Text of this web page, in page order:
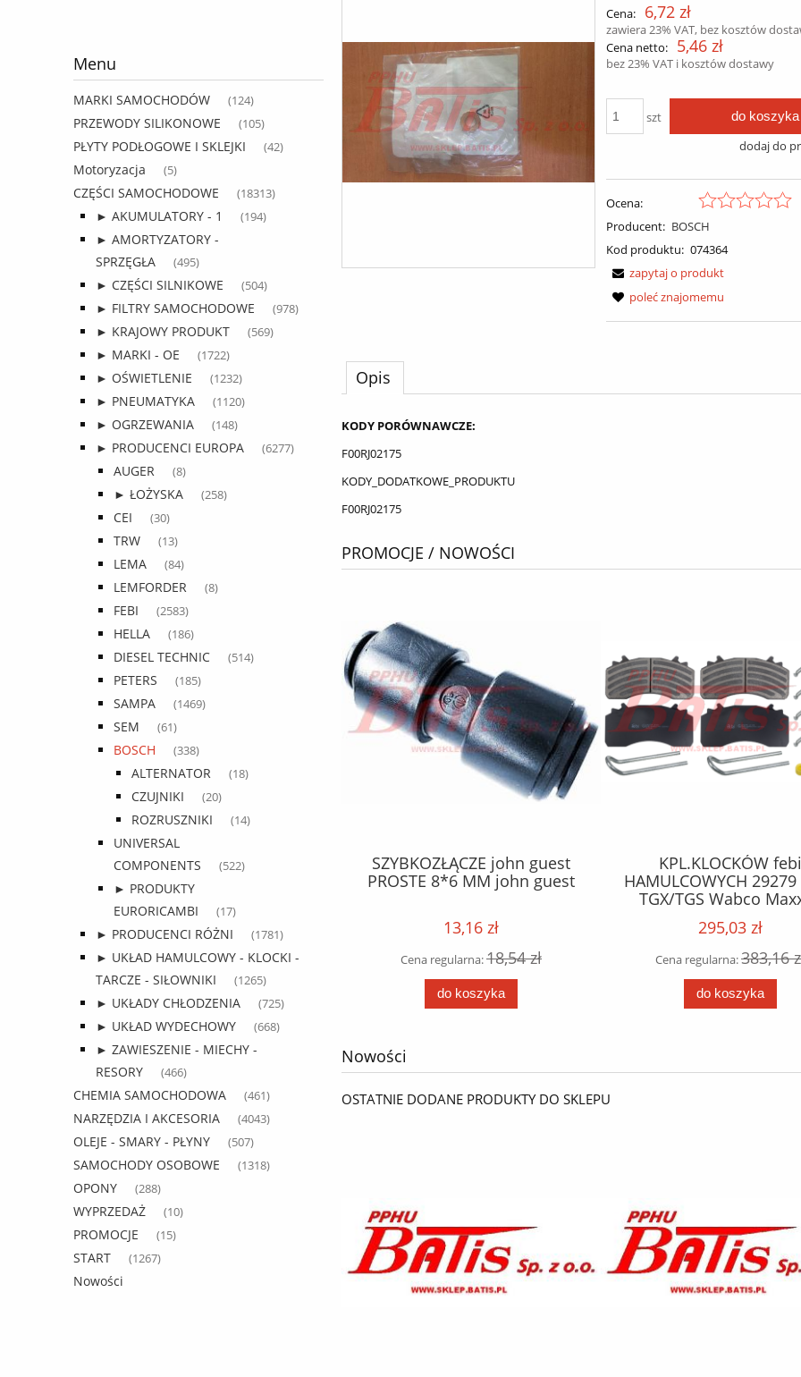
Menu
MARKI SAMOCHODÓW (124)
PRZEWODY SILIKONOWE (105)
PŁYTY PODŁOGOWE I SKLEJKI (42)
Motoryzacja (5)
CZĘŚCI SAMOCHODOWE (18313)
► AKUMULATORY - 1 (194)
► AMORTYZATORY -
SPRZĘGŁA
(495)
► CZĘŚCI SILNIKOWE (504)
► FILTRY SAMOCHODOWE (978)
► KRAJOWY PRODUKT (569)
► MARKI - OE (1722)
► OŚWIETLENIE (1232)
► PNEUMATYKA (1120)
► OGRZEWANIA (148)
► PRODUCENCI EUROPA (6277)
AUGER (8)
► ŁOŻYSKA (258)
CEI (30)
TRW (13)
LEMA (84)
LEMFORDER (8)
FEBI (2583)
HELLA (186)
DIESEL TECHNIC (514)
PETERS (185)
SAMPA (1469)
SEM (61)
BOSCH (338)
ALTERNATOR (18)
CZUJNIKI (20)
ROZRUSZNIKI (14)
UNIVERSAL
COMPONENTS
(522)
► PRODUKTY
EURORICAMBI
(17)
► PRODUCENCI RÓŻNI (1781)
► UKŁAD HAMULCOWY - KLOCKI -
TARCZE - SIŁOWNIKI
(1265)
► UKŁADY CHŁODZENIA (725)
► UKŁAD WYDECHOWY (668)
► ZAWIESZENIE - MIECHY -
RESORY
(466)
CHEMIA SAMOCHODOWA (461)
NARZĘDZIA I AKCESORIA (4043)
OLEJE - SMARY - PŁYNY (507)
SAMOCHODY OSOBOWE (1318)
OPONY (288)
WYPRZEDAŻ (10)
PROMOCJE (15)
START (1267)
Nowości
Cena: 6,72 zł
zawiera 23% VAT, bez kosztów
Cena netto:
5,46 zł
bez 23% VAT i kosztów dostawy
szt do koszyka
dodaj do
Ocena:
Producent: BOSCH
Kod produktu: 074364
zapytaj o produkt
poleć znajomemu
Opis
KODY PORÓWNAWCZE:
F00RJ02175
KODY_DODATKOWE_PRODUKTU
F00RJ02175
PROMOCJE / NOWOŚCI
3;
SZYBKOZŁĄCZE john guest
PROSTE 8*6 MM john guest
13,16 zł
Cena regularna:18,54 zł
KPL.KLOCKÓW febi
HAMULCOWYCH 29279 MAN
295,03 zł
Cena regularna:383,16 zł
do koszyka
DOZOWNIK kwazar / 6
VITON BOX / do
agresywnej / lanca z
szklanego / lanca 50cm /
166,22 zł
Cena regularna:215,87
do koszyka
Nowości
OSTATNIE DODANE PRODUKTY DO SKLEPU